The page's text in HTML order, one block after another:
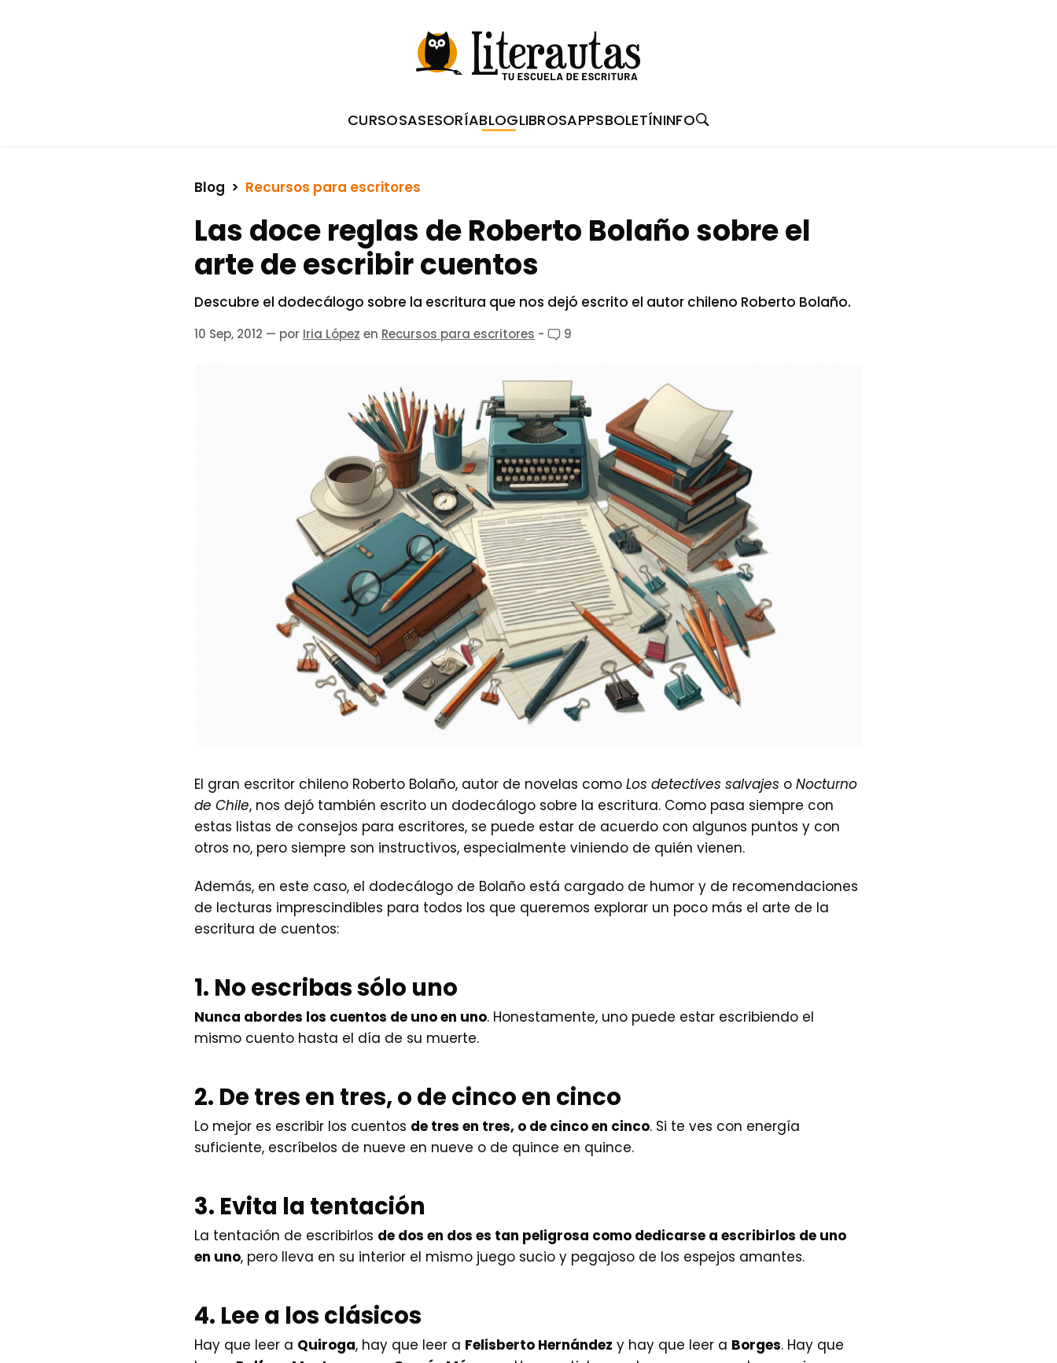
CURSOSASESORÍABLOGLIBROSAPPSBOLETÍNINFO
Blog
  >
Recursos para escritores
Las doce reglas de Roberto Bolaño sobre el
arte de escribir cuentos
Descubre el dodecálogo sobre la escritura que nos dejó escrito el autor chileno Roberto Bolaño.
10 Sep, 2012 — por Iria López en Recursos para escritores - 9
El gran escritor chileno Roberto Bolaño, autor de novelas como Los detectives salvajes o Nocturno
de Chile, nos dejó también escrito un dodecálogo sobre la escritura. Como pasa siempre con
estas listas de consejos para escritores, se puede estar de acuerdo con algunos puntos y con
otros no, pero siempre son instructivos, especialmente viniendo de quién vienen.
Además, en este caso, el dodecálogo de Bolaño está cargado de humor y de recomendaciones
de lecturas imprescindibles para todos los que queremos explorar un poco más el arte de la
escritura de cuentos:
1. No escribas sólo uno
Nunca abordes los cuentos de uno en uno. Honestamente, uno puede estar escribiendo el
mismo cuento hasta el día de su muerte.
2. De tres en tres, o de cinco en cinco
Lo mejor es escribir los cuentos de tres en tres, o de cinco en cinco. Si te ves con energía
suficiente, escríbelos de nueve en nueve o de quince en quince.
3. Evita la tentación
La tentación de escribirlos de dos en dos es tan peligrosa como dedicarse a escribirlos de uno
en uno, pero lleva en su interior el mismo juego sucio y pegajoso de los espejos amantes.
4. Lee a los clásicos
Hay que leer a Quiroga, hay que leer a Felisberto Hernández y hay que leer a Borges. Hay que